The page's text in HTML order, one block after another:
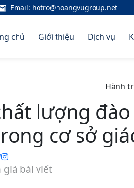
Email: hotro@hoangvugroup.net
chủ Giới thiệu Dịch vụ
Hành
lượng
cơ sở
giá bài viết